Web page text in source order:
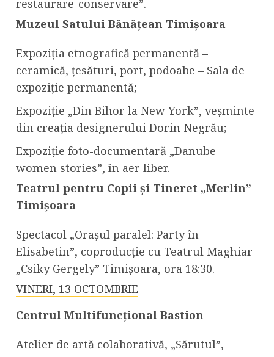
restaurare-conservare”.
Muzeul Satului Bănățean Timișoara
Expoziția etnografică permanentă –
ceramică, țesături, port, podoabe – Sala de
expoziție permanentă;
Expoziție „Din Bihor la New York”, veșminte
din creația designerului Dorin Negrău;
Expoziție foto-documentară „Danube
women stories”, în aer liber.
Teatrul pentru Copii și Tineret „Merlin”
Timișoara
Spectacol „Orașul paralel: Party în
Elisabetin”, coproducție cu Teatrul Maghiar
„Csiky Gergely” Timișoara, ora 18:30.
VINERI, 13 OCTOMBRIE
Centrul Multifuncțional Bastion
Atelier de artă colaborativă, „Sărutul”,